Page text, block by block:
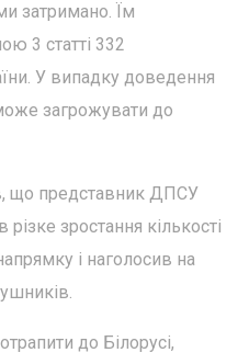
затримано. Їм
3 статті 332
У випадку доведення
загрожувати до
що представник ДПСУ
зростання кількості
і наголосив на
до Білорусі,